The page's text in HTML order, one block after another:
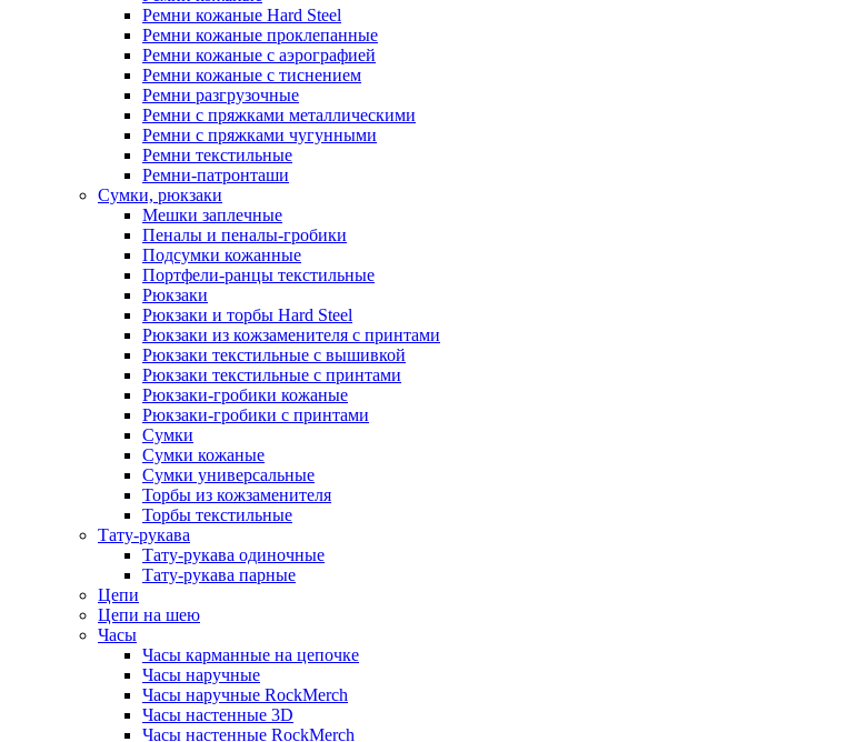
Ремни кожаные Hard Steel
Ремни кожаные проклепанные
Ремни кожаные с аэрографией
Ремни кожаные с тиснением
Ремни разгрузочные
Ремни с пряжками металлическими
Ремни с пряжками чугунными
Ремни текстильные
Ремни-патронташи
Сумки, рюкзаки
Мешки заплечные
Пеналы и пеналы-гробики
Подсумки кожанные
Портфели-ранцы текстильные
Рюкзаки
Рюкзаки и торбы Hard Steel
Рюкзаки из кожзаменителя с принтами
Рюкзаки текстильные с вышивкой
Рюкзаки текстильные с принтами
Рюкзаки-гробики кожаные
Рюкзаки-гробики с принтами
Сумки
Сумки кожаные
Сумки универсальные
Торбы из кожзаменителя
Торбы текстильные
Тату-рукава
Тату-рукава одиночные
Тату-рукава парные
Цепи
Цепи на шею
Часы
Часы карманные на цепочке
Часы наручные
Часы наручные RockMerch
Часы настенные 3D
Часы настенные RockMerch